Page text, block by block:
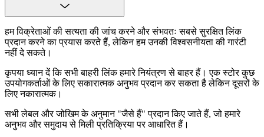
हम विक्रेताओं की सत्यता की जांच करने और संभवतः सबसे सुरक्षित लिंक
प्रदान करने का प्रयास करते हैं, लेकिन हम उनकी विश्वसनीयता की गारंटी
नहीं दे सकते।
कृपया ध्यान दें कि सभी बाहरी लिंक हमारे नियंत्रण से बाहर हैं। एक स्टोर कुछ
उपयोगकर्ताओं के लिए सकारात्मक अनुभव प्रदान कर सकता है लेकिन दूसरों के
लिए नकारात्मक।
सभी लेबल और जोखिम के अनुमान "जैसे हैं" प्रदान किए जाते हैं, जो हमारे
अनुभव और समुदाय से मिली प्रतिक्रिया पर आधारित हैं।